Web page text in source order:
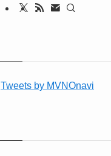
Tweets by MVNOnavi